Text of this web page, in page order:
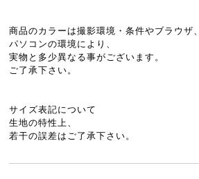
商品のカラーは撮影環境・条件やブラウザ、
パソコンの環境により、
実物と多少異なる事がございます。
ご了承下さい。
サイズ表記について
生地の特性上、
若干の誤差はご了承下さい。